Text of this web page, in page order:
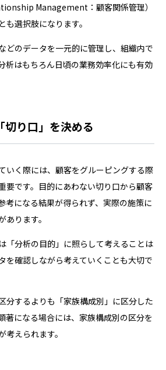
Management：顧客関係管理）
選択肢になります。
どのデータを一元的に管理し、組織内で
析はもちろん日頃の業務効率化にも有効
切り口」を決める
いく際には、顧客をグルーピングする際
要です。目的にあわない切り口から顧客
考になる結果が得られず、実際の施策に
ります。
「分析の目的」に照らして考えることは
を確認しながら考えていくことも大切で
分するよりも「家族構成別」に区分した
著になる場合には、家族構成別の区分を
えられます。